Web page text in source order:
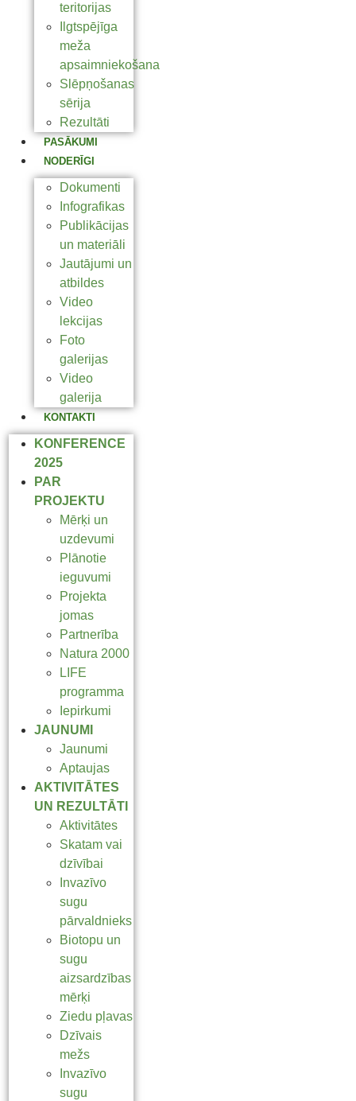
teritorijas
Ilgtspējīga
meža
apsaimniekošana
Slēpņošanas
sērija
Rezultāti
PASĀKUMI
NODERĪGI
Dokumenti
Infografikas
Publikācijas
un materiāli
Jautājumi un
atbildes
Video
lekcijas
Foto
galerijas
Video
galerija
KONTAKTI
KONFERENCE
2025
PAR
PROJEKTU
Mērķi un
uzdevumi
Plānotie
ieguvumi
Projekta
jomas
Partnerība
Natura 2000
LIFE
programma
Iepirkumi
JAUNUMI
Jaunumi
Aptaujas
AKTIVITĀTES
UN REZULTĀTI
Aktivitātes
Skatam vai
dzīvībai
Invazīvo
sugu
pārvaldnieks
Biotopu un
sugu
aizsardzības
mērķi
Ziedu pļavas
Dzīvais
mežs
Invazīvo
sugu